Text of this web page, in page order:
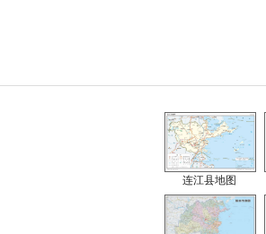
连江县地图